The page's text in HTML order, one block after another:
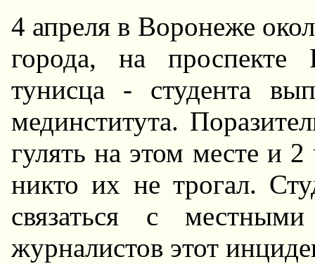
4 апреля в Воронеже
города, на проспекте
тунисца - студента
мединститута.
гулять на этом месте и
никто их не трогал.
связаться с
журналистов этот